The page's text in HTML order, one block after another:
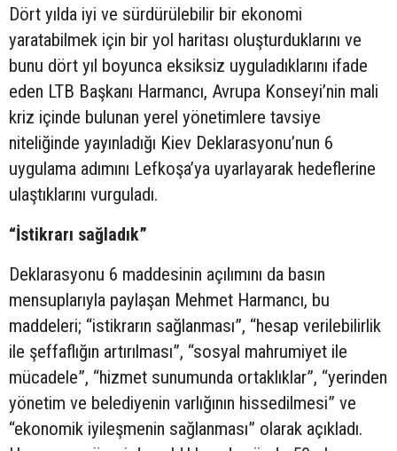
Dört yılda iyi ve sürdürülebilir bir ekonomi
yaratabilmek için bir yol haritası oluşturduklarını ve
bunu dört yıl boyunca eksiksiz uyguladıklarını ifade
eden LTB Başkanı Harmancı, Avrupa Konseyi’nin mali
kriz içinde bulunan yerel yönetimlere tavsiye
niteliğinde yayınladığı Kiev Deklarasyonu’nun 6
uygulama adımını Lefkoşa’ya uyarlayarak hedeflerine
ulaştıklarını vurguladı.
“İstikrarı sağladık”
Deklarasyonu 6 maddesinin açılımını da basın
mensuplarıyla paylaşan Mehmet Harmancı, bu
maddeleri; “istikrarın sağlanması”, “hesap verilebilirlik
ile şeffaflığın artırılması”, “sosyal mahrumiyet ile
mücadele”, “hizmet sunumunda ortaklıklar”, “yerinden
yönetim ve belediyenin varlığının hissedilmesi” ve
“ekonomik iyileşmenin sağlanması” olarak açıkladı.